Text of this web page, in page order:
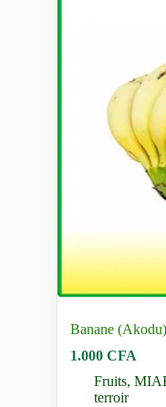
Banane (Akodu)
1.000CFA
Fruits,
terroir